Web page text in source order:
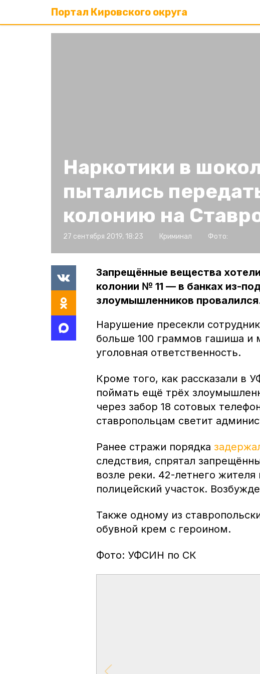
Портал Кировского округа
Наркотики в
пытались
колонию на
27 сентября 2019, 18:23 Криминал Фото:
Запрещённые вещества
колонии № 11 — в банках из-
злоумышленников
Нарушение пресекли
больше 100 граммов гашиша и
уголовная ответственность.
Кроме того, как рассказали в
поймать ещё трёх
через забор 18 сотовых
ставропольцам светит
Ранее стражи порядка
следствия, спрятал
возле реки. 42-летнего
полицейский участок.
Также одному из
обувной крем с героином.
Фото: УФСИН по СК